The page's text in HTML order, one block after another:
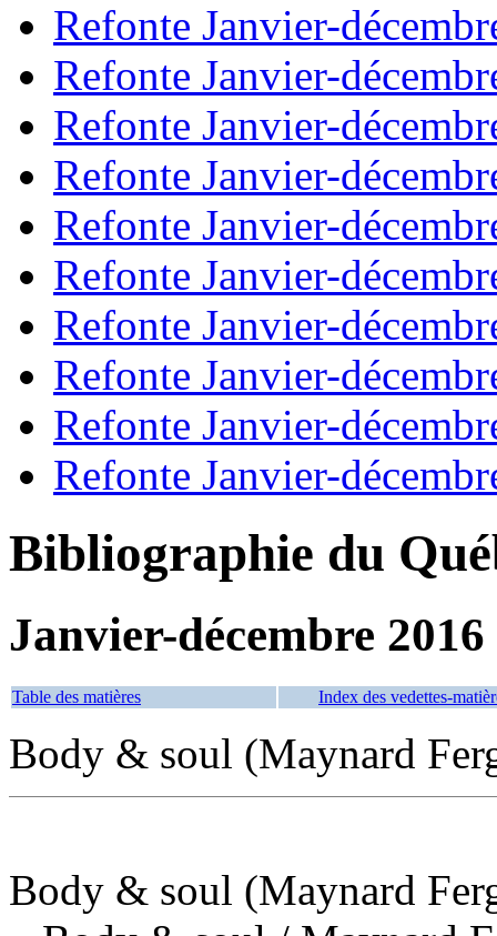
Refonte Janvier-
Refonte Janvier-
Refonte Janvier-
Refonte Janvier-
Refonte Janvier-
Refonte Janvier-
Refonte Janvier-
Refonte Janvier-
Refonte Janvier-
Refonte Janvier-
Bibliographie du
Janvier-décembre 2016
Table des matières Index des vedettes-
Body & soul (Maynard
Body & soul (Maynard